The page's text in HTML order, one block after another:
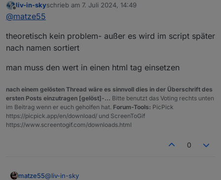
ich frage mich gerade ob bei diesem Code abschnitt:
da wird ja der Name aus dem Adapter herausgefiltert,
ob man das Rot, für Offline
Offline
liv-in-skyschrieb am 7. Juli 2024, 14:49
zuletzt editiert von
@matze55
theoretisch kein problem- außer es wird im script später
nach namen sortiert
man muss den wert in einen html tag einsetzen
nach einem gelösten Thread wäre es sinnvoll dies in der Überschrift des
ersten Posts einzutragen [gelöst]-... Bitte benutzt das Voting rechts unten
im Beitrag wenn er euch geholfen hat. Forum-Tools: PicPick
https://picpick.app/en/download/ und ScreenToGif
https://www.screentogif.com/downloads.html
0
matze55@liv-in-sky